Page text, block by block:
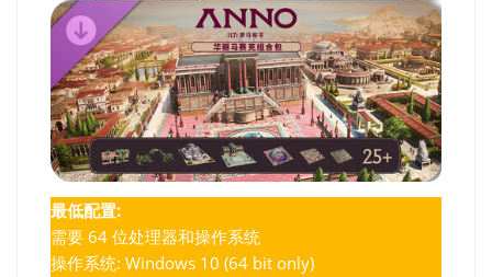
最低配置:
需要 64 位处理器和操作系统
操作系统: Windows 10 (64 bit only)